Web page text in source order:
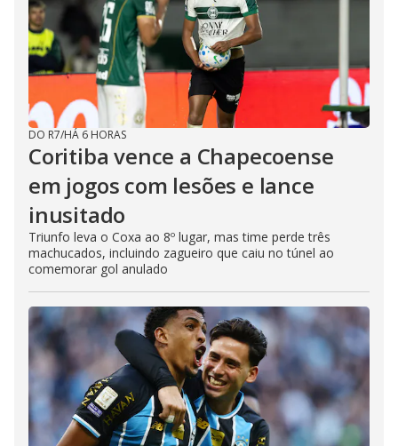
DO R7/HÁ 6 HORAS
Coritiba vence a Chapecoense
em jogos com lesões e lance
inusitado
Triunfo leva o Coxa ao 8º lugar, mas time perde três
machucados, incluindo zagueiro que caiu no túnel ao
comemorar gol anulado